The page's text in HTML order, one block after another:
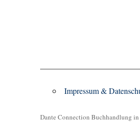
Impressum &
Dante Connection Buchhandlung